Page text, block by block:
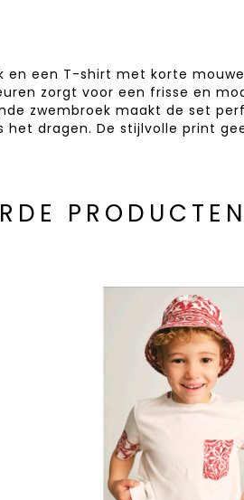
en een T-shirt met korte
zorgt voor een frisse en
zwembroek maakt de set
dragen. De stijlvolle print